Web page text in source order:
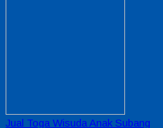
Jual Toga Wisuda Anak Subang